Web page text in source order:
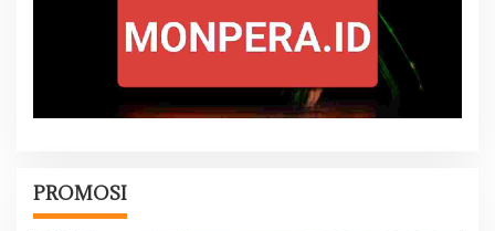
PROMOSI